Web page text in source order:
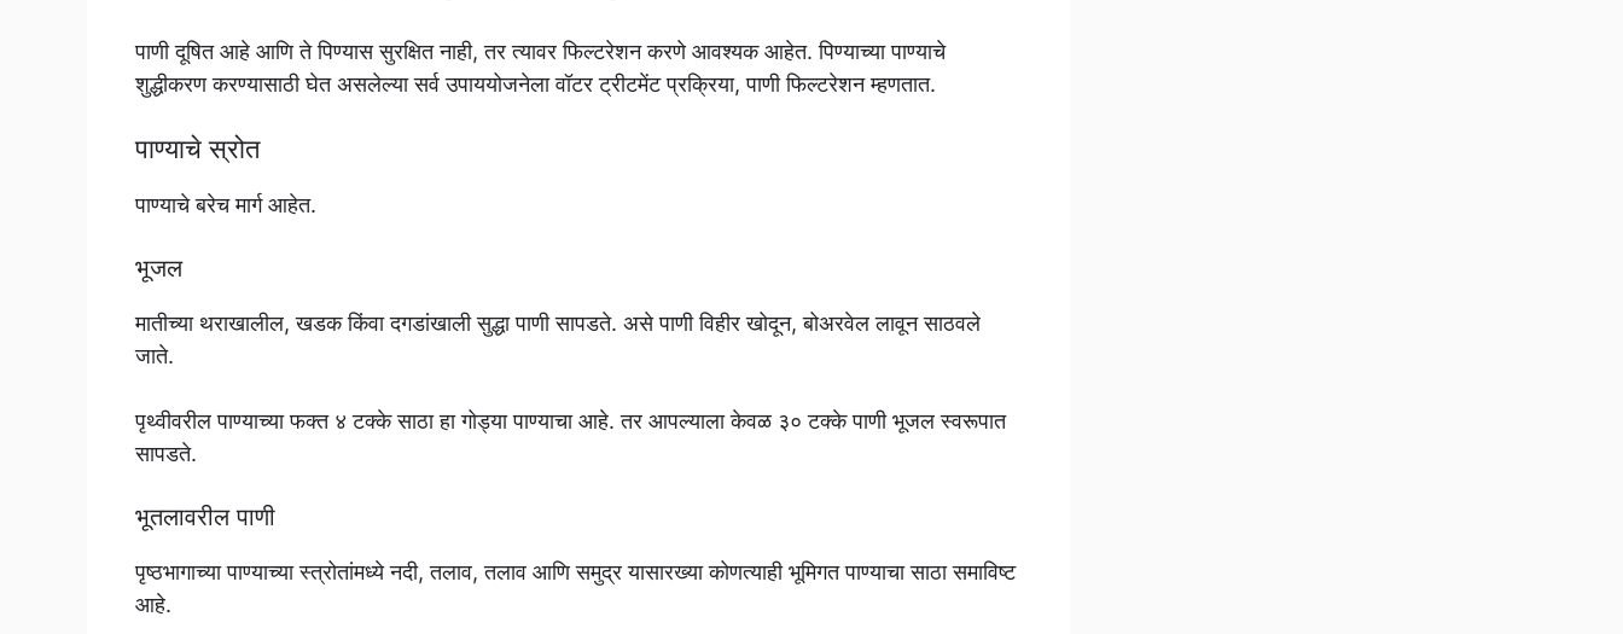
पाणी दूषित आहे आणि ते पिण्यास सुरक्षित नाही, तर त्यावर फिल्टरेशन करणे आवश्यक आहेत. पिण्याच्या पाण्याचे
शुद्धीकरण करण्यासाठी घेत असलेल्या सर्व उपाययोजनेला वॉटर ट्रीटमेंट प्रक्रिया, पाणी फिल्टरेशन म्हणतात.
पाण्याचे स्रोत
पाण्याचे बरेच मार्ग आहेत.
भूजल
मातीच्या थराखालील, खडक किंवा दगडांखाली सुद्धा पाणी सापडते. असे पाणी विहीर खोदून, बोअरवेल लावून साठवले
जाते.
पृथ्वीवरील पाण्याच्या फक्त ४ टक्के साठा हा गोड्या पाण्याचा आहे. तर आपल्याला केवळ ३० टक्के पाणी भूजल स्वरूपात
सापडते.
भूतलावरील पाणी
पृष्ठभागाच्या पाण्याच्या स्त्रोतांमध्ये नदी, तलाव, तलाव आणि समुद्र यासारख्या कोणत्याही भूमिगत पाण्याचा साठा समाविष्ट
आहे.